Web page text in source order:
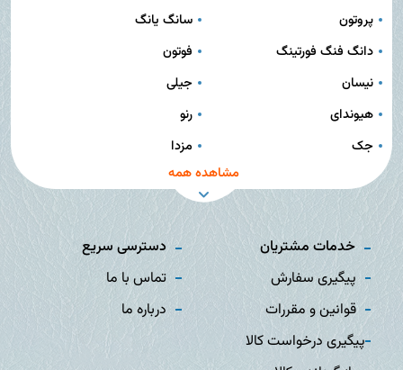
پروتون
سانگ یانگ
دانگ فنگ فورتینگ
فوتون
نیسان
جیلی
هیوندای
رنو
جک
مزدا
مشاهده همه
خدمات مشتریان
پیگیری سفارش
قوانین و مقررات
پیگیری درخواست کالا
دسترسی سریع
تماس با ما
درباره ما